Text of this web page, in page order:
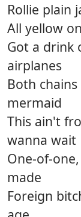
Rollie plain
All yellow
Got a drink
airplanes
Both
mermaid
This ain't
wanna wait
One-of-
made
Foreign